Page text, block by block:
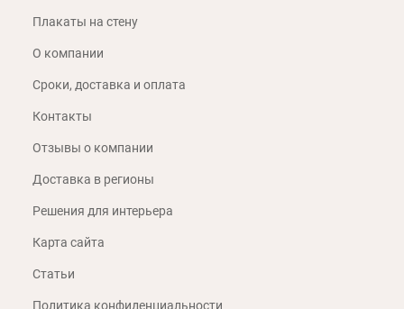
Плакаты на стену
О компании
Сроки, доставка и оплата
Контакты
Отзывы о компании
Доставка в регионы
Решения для интерьера
Карта сайта
Статьи
Политика конфиденциальности